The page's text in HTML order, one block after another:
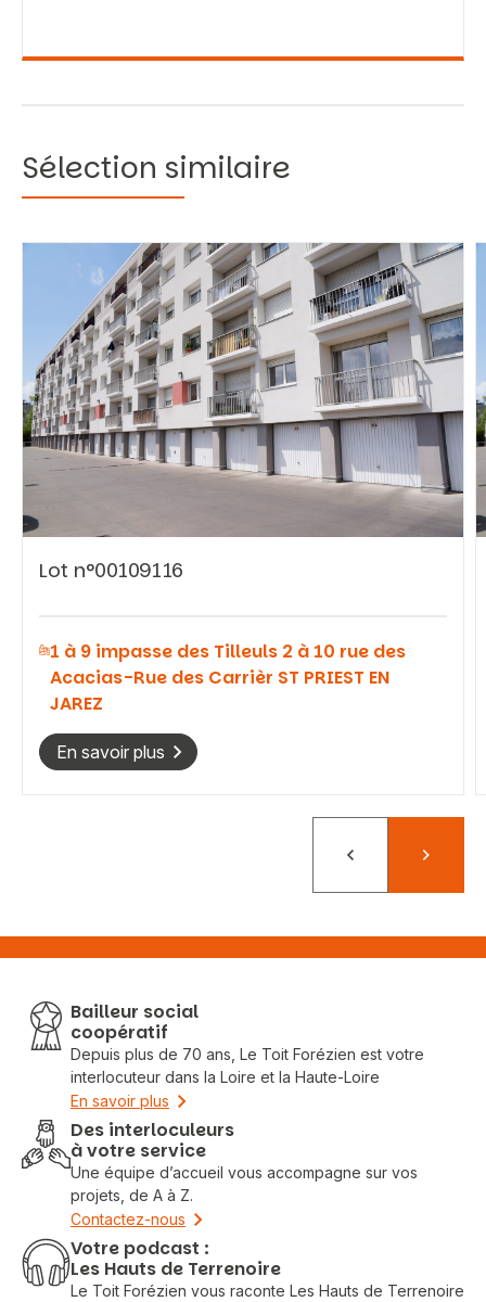
Rechercher
Sélection similaire
Lot n°00109116
1 à 9 impasse des Tilleuls 2 à 10 rue des
Acacias-Rue des Carrièr ST PRIEST EN
JAREZ
En savoir plus
PrécédentSuivant
Bailleur social
coopératif
Depuis plus de 70 ans, Le Toit Forézien est votre
interlocuteur dans la Loire et la Haute-Loire
En savoir plus
Des interloculeurs
à votre service
Une équipe d’accueil vous accompagne sur vos
projets, de A à Z.
Contactez-nous
Votre podcast :
Les Hauts de Terrenoire
Le Toit Forézien vous raconte Les Hauts de Terrenoire